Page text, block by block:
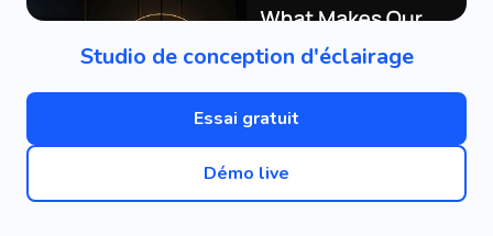
Studio de conception d'éclairage
Essai gratuit
Démo live